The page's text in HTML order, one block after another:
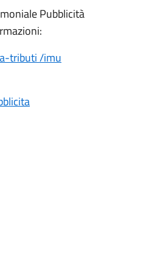
Pubblicità
tributi /imu